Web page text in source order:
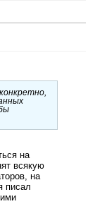
на
всякую
на
писал